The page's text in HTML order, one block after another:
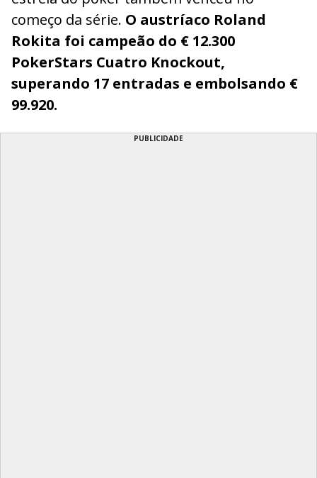
começo da série. O austríaco Roland
Rokita foi campeão do € 12.300
PokerStars Cuatro Knockout,
superando 17 entradas e embolsando €
99.920.
PUBLICIDADE